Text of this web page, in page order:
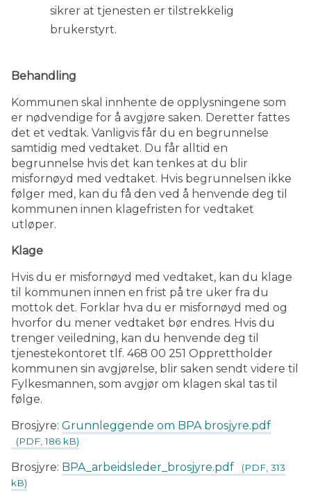
sikrer at tjenesten er tilstrekkelig
brukerstyrt.
Behandling
Kommunen skal innhente de opplysningene som
er nødvendige for å avgjøre saken. Deretter fattes
det et vedtak. Vanligvis får du en begrunnelse
samtidig med vedtaket. Du får alltid en
begrunnelse hvis det kan tenkes at du blir
misfornøyd med vedtaket. Hvis begrunnelsen ikke
følger med, kan du få den ved å henvende deg til
kommunen innen klagefristen for vedtaket
utløper.
Klage
Hvis du er misfornøyd med vedtaket, kan du klage
til kommunen innen en frist på tre uker fra du
mottok det. Forklar hva du er misfornøyd med og
hvorfor du mener vedtaket bør endres. Hvis du
trenger veiledning, kan du henvende deg til
tjenestekontoret tlf. 468 00 251 Opprettholder
kommunen sin avgjørelse, blir saken sendt videre til
Fylkesmannen, som avgjør om klagen skal tas til
følge.
Brosjyre: Grunnleggende om BPA brosjyre.pdf
(PDF, 186 kB)
Brosjyre: BPA_arbeidsleder_brosjyre.pdf
(PDF, 313
kB)